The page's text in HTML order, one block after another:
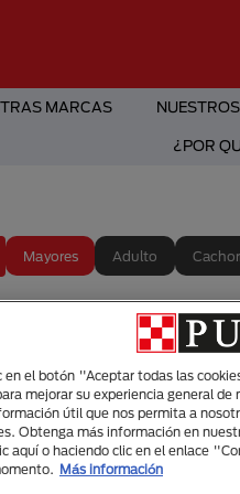
MARCAS
¿POR
Mayores Adulto
en el botón "Aceptar todas las
mejorar su experiencia general
útil que nos permita a
Obtenga más información en
aquí o haciendo clic en el enlace
Más información